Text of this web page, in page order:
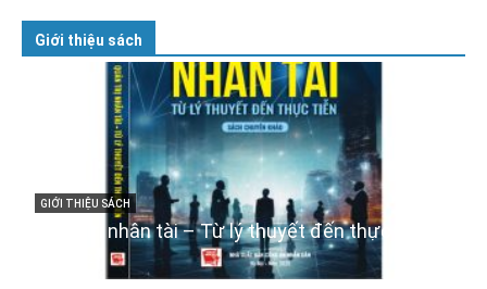
Giới thiệu sách
GIỚI THIỆU SÁCH
Cuốn sách “Tuyệt đối trung thành với Tổ quốc,
với Đảng, Nhà nước và Nhân dân – Sáng ngời
tư cách người Công an cách mạng”